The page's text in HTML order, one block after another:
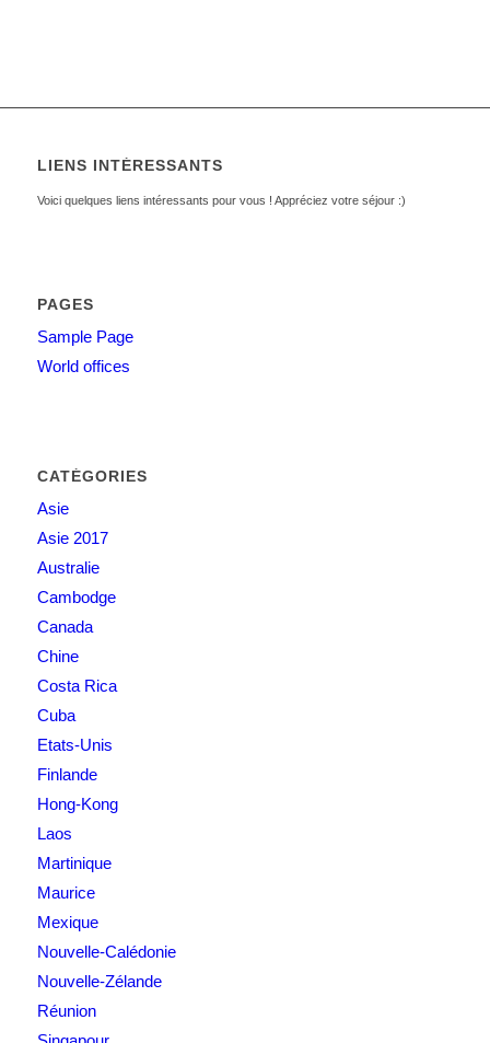
LIENS INTÉRESSANTS
Voici quelques liens intéressants pour vous ! Appréciez votre séjour :)
PAGES
Sample Page
World offices
CATÉGORIES
Asie
Asie 2017
Australie
Cambodge
Canada
Chine
Costa Rica
Cuba
Etats-Unis
Finlande
Hong-Kong
Laos
Martinique
Maurice
Mexique
Nouvelle-Calédonie
Nouvelle-Zélande
Réunion